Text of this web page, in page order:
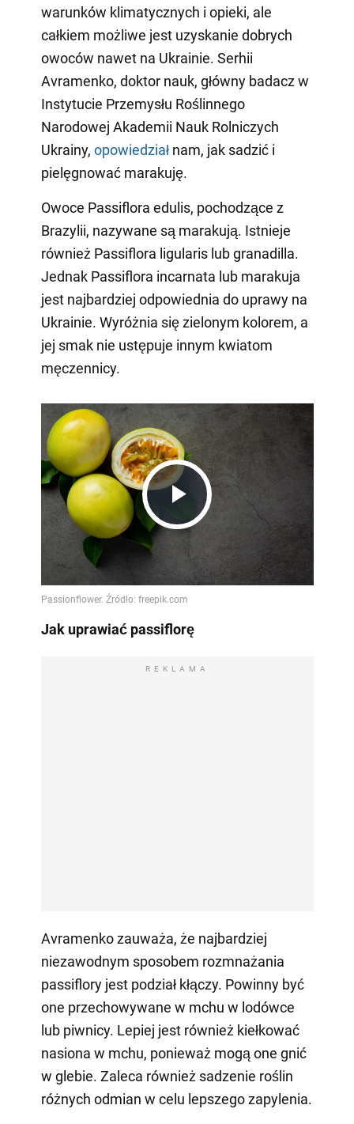
warunków klimatycznych i opieki, ale
całkiem możliwe jest uzyskanie dobrych
owoców nawet na Ukrainie. Serhii
Avramenko, doktor nauk, główny badacz w
Instytucie Przemysłu Roślinnego
Narodowej Akademii Nauk Rolniczych
Ukrainy, opowiedziałnam, jak sadzić i
pielęgnować marakuję.
Owoce Passiflora edulis, pochodzące z
Brazylii, nazywane są marakują. Istnieje
również Passiflora ligularis lub granadilla.
Jednak Passiflora incarnata lub marakuja
jest najbardziej odpowiednia do uprawy na
Ukrainie. Wyróżnia się zielonym kolorem, a
jej smak nie ustępuje innym kwiatom
męczennicy.
Play
Video
Jak uprawiać passiflorę
REKLAMA
Avramenko zauważa, że najbardziej
niezawodnym sposobem rozmnażania
passiflory jest podział kłączy. Powinny być
one przechowywane w mchu w lodówce
lub piwnicy. Lepiej jest również kiełkować
nasiona w mchu, ponieważ mogą one gnić
w glebie. Zaleca również sadzenie roślin
różnych odmian w celu lepszego zapylenia.